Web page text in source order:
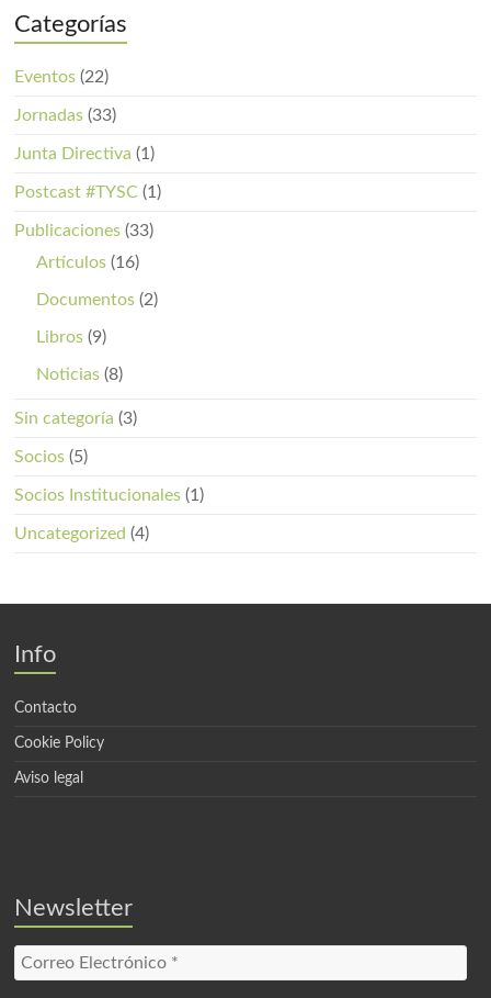
Categorías
Eventos (22)
Jornadas (33)
Junta Directiva (1)
Postcast #TYSC (1)
Publicaciones (33)
Artículos (16)
Documentos (2)
Libros (9)
Noticias (8)
Sin categoría (3)
Socios (5)
Socios Institucionales (1)
Uncategorized (4)
Info
Contacto
Cookie Policy
Aviso legal
Newsletter